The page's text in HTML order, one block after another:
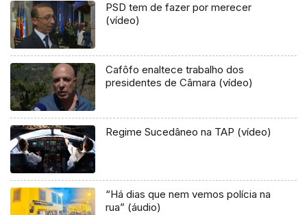
PSD tem de fazer por merecer
(vídeo)
Cafôfo enaltece trabalho dos
presidentes de Câmara (vídeo)
Regime Sucedâneo na TAP (vídeo)
“Há dias que nem vemos polícia na
rua” (áudio)